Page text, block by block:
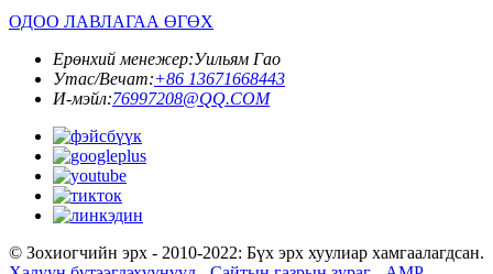
ОДОО ЛАВЛАГАА ӨГӨХ
Ерөнхий менежер:Уильям Гао
Утас/Вечат:+86 13671668443
И-мэйл:76997208@QQ.COM
© Зохиогчийн эрх - 2010-2022: Бүх эрх хуулиар хамгаалагдсан.